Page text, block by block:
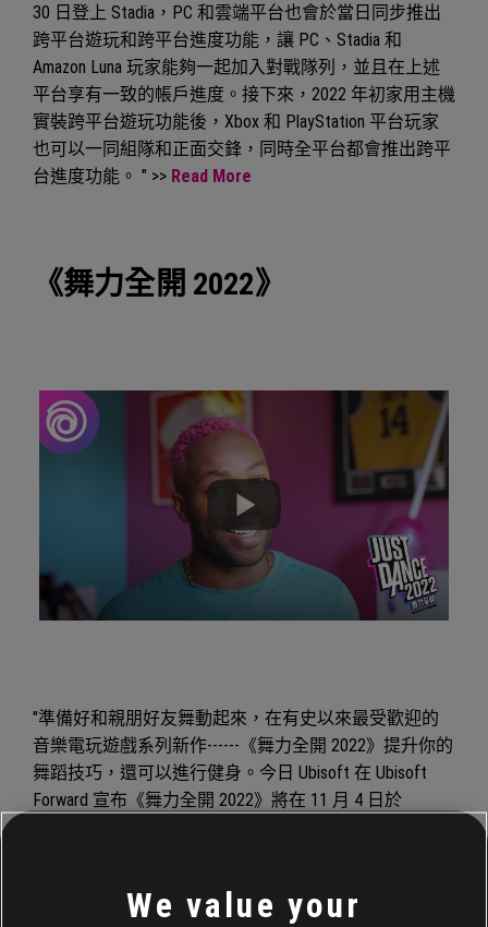
30 日登上 Stadia，PC 和雲端平台也會於當日同步推出
跨平台遊玩和跨平台進度功能，讓 PC、Stadia 和
Amazon Luna 玩家能夠一起加入對戰隊列，並且在上述
平台享有一致的帳戶進度。接下來，2022 年初家用主機
實裝跨平台遊玩功能後，Xbox 和 PlayStation 平台玩家
也可以一同組隊和正面交鋒，同時全平台都會推出跨平
台進度功能。 " >> Read More
《舞力全開 2022》
"準備好和親朋好友舞動起來，在有史以來最受歡迎的
音樂電玩遊戲系列新作------《舞力全開 2022》提升你的
舞蹈技巧，還可以進行健身。今日 Ubisoft 在 Ubisoft
Forward 宣布《舞力全開 2022》將在 11 月 4 日於
作之歌曲。" >>了解詳情
We value your